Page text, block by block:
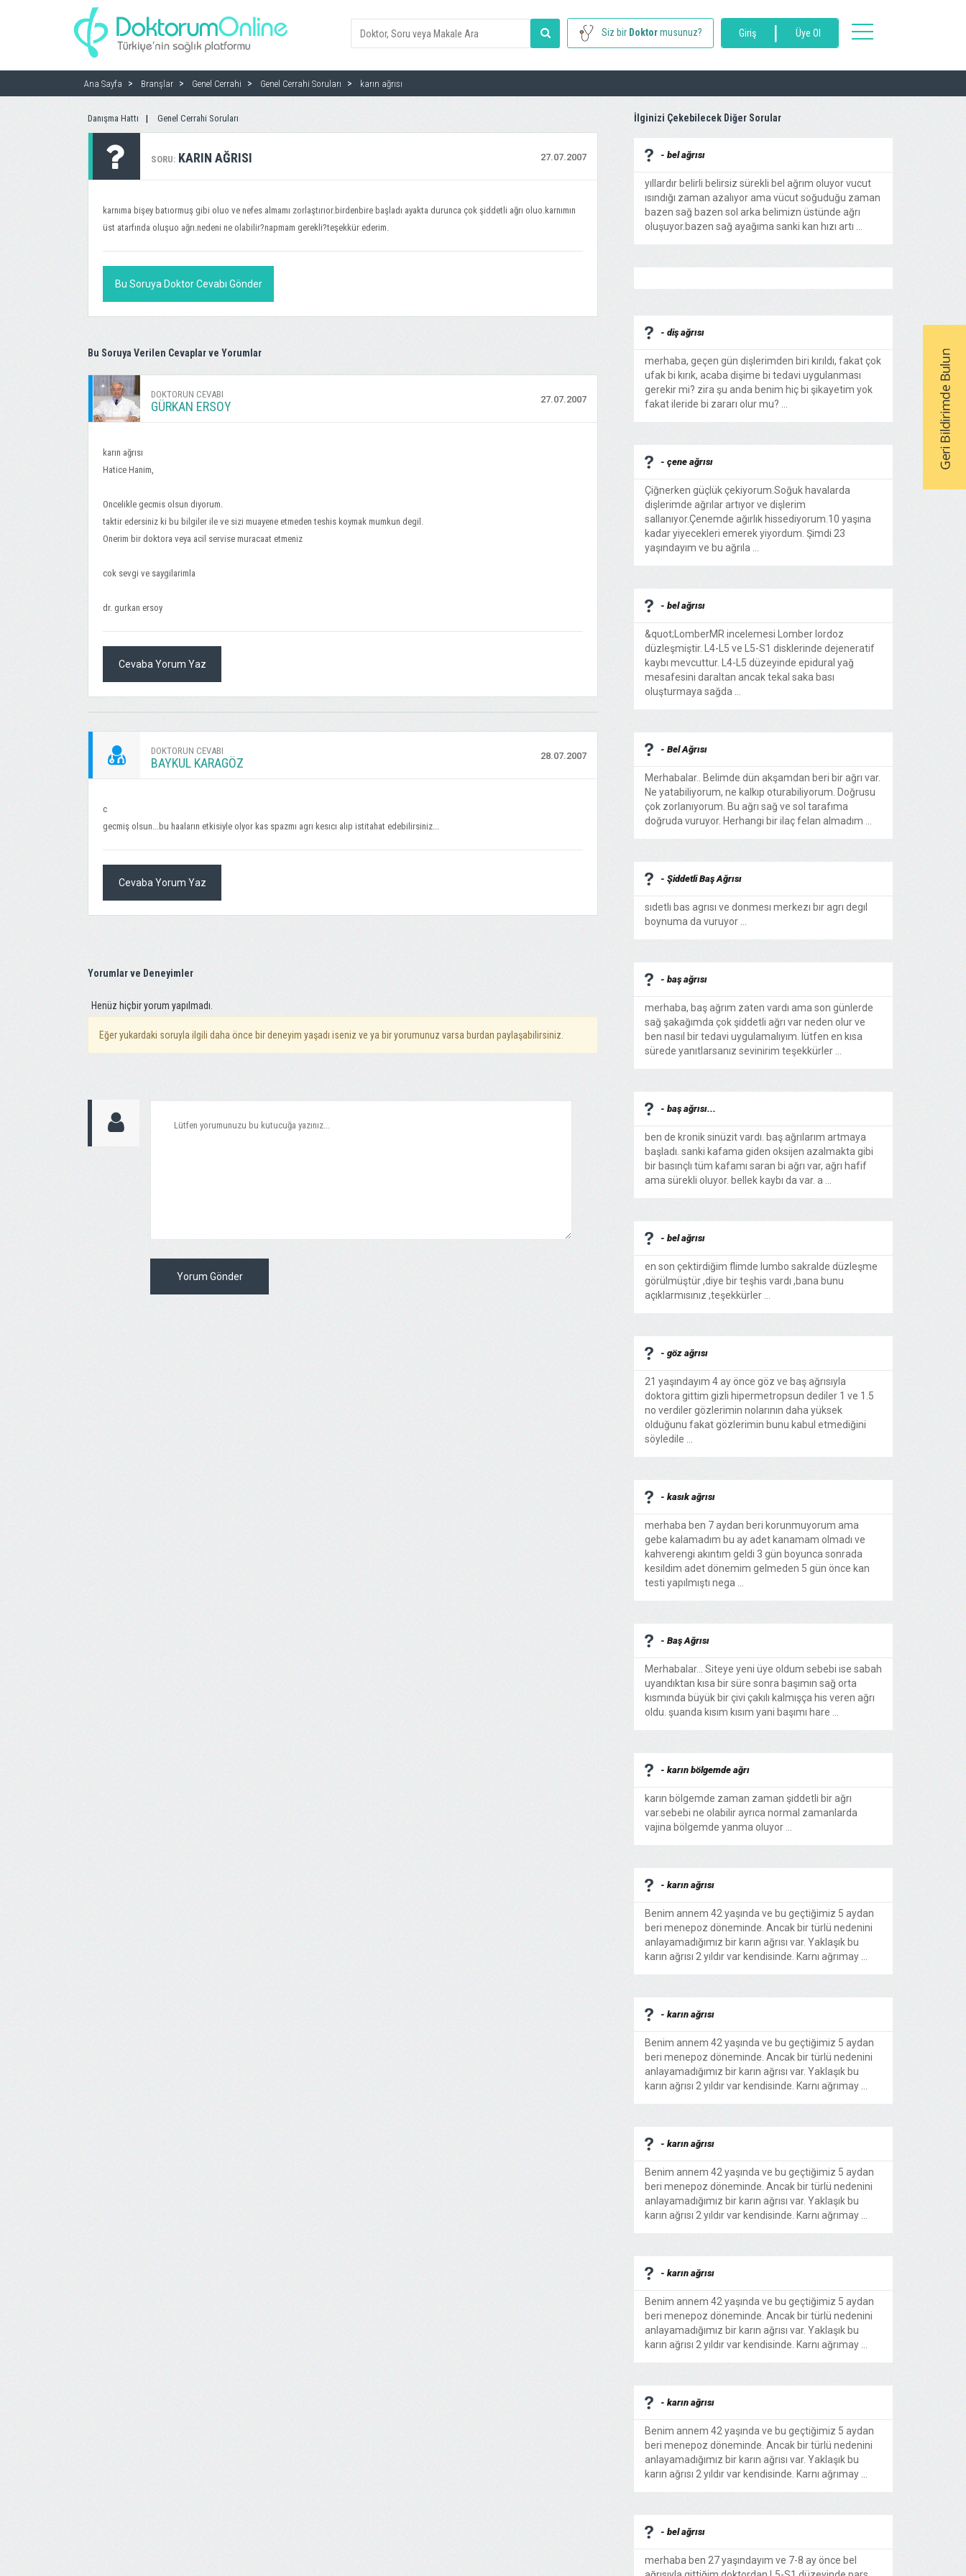
Siz bir Doktormusunuz? Giriş | Üye Ol
toggle
Ana Sayfa Branşlar Genel Cerrahi Genel Cerrahi Soruları karın ağrısı
Danışma Hattı Genel Cerrahi Soruları
SORU: 27.07.2007
KARIN AĞRISI
karnıma bişey batıormuş gibi oluo ve nefes almamı zorlaştırıor.birdenbire başladı ayakta durunca çok şiddetli ağrı oluo.karnımın
üst atarfında oluşuo ağrı.nedeni ne olabilir?napmam gerekli?teşekkür ederim.
Bu Soruya Doktor Cevabı Gönder
Bu Soruya Verilen Cevaplar ve Yorumlar
DOKTORUN CEVABI
GÜRKAN ERSOY 27.07.2007
karın ağrısı
Hatice Hanim,
Oncelikle gecmis olsun diyorum.
taktir edersiniz ki bu bilgiler ile ve sizi muayene etmeden teshis koymak mumkun degil.
Onerim bir doktora veya acil servise muracaat etmeniz
cok sevgi ve saygilarimla
dr. gurkan ersoy
Cevaba Yorum Yaz
DOKTORUN CEVABI
BAYKUL KARAGÖZ 28.07.2007
c
gecmiş olsun...bu haaların etkisiyle olyor kas spazmı agrı kesıcı alıp istitahat edebilirsiniz...
Cevaba Yorum Yaz
Yorumlar ve Deneyimler
Henüz hiçbir yorum yapılmadı.
Eğer yukardaki soruyla ilgili daha önce bir deneyim yaşadı iseniz ve ya bir yorumunuz varsa burdan paylaşabilirsiniz.
Yorum Gönder
İlginizi Çekebilecek Diğer Sorular
- bel ağrısı
yıllardır belirli belirsiz sürekli bel ağrım oluyor vucut
ısındığı zaman azalıyor ama vücut soğuduğu zaman
bazen sağ bazen sol arka belimizn üstünde ağrı
oluşuyor.bazen sağ ayağıma sanki kan hızı artı ...
- diş ağrısı
merhaba, geçen gün dişlerimden biri kırıldı, fakat çok
ufak bi kırık, acaba dişime bi tedavi uygulanması
gerekir mi? zira şu anda benim hiç bi şikayetim yok
fakat ileride bi zararı olur mu? ...
- çene ağrısı
Çiğnerken güçlük çekiyorum.Soğuk havalarda
dişlerimde ağrılar artıyor ve dişlerim
sallanıyor.Çenemde ağırlık hissediyorum.10 yaşına
kadar yiyecekleri emerek yiyordum. Şimdi 23
yaşındayım ve bu ağrıla ...
- bel ağrısı
&quot;LomberMR incelemesi Lomber lordoz
düzleşmiştir. L4-L5 ve L5-S1 disklerinde dejeneratif
kaybı mevcuttur. L4-L5 düzeyinde epidural yağ
mesafesini daraltan ancak tekal saka bası
oluşturmaya sağda ...
- Bel Ağrısı
Merhabalar.. Belimde dün akşamdan beri bir ağrı var.
Ne yatabiliyorum, ne kalkıp oturabiliyorum. Doğrusu
çok zorlanıyorum. Bu ağrı sağ ve sol tarafıma
doğruda vuruyor. Herhangi bir ilaç felan almadım ...
- Şiddetli Baş Ağrısı
sıdetlı bas agrısı ve donmesı merkezı bır agrı degıl
boynuma da vuruyor ...
- baş ağrısı
merhaba, baş ağrım zaten vardı ama son günlerde
sağ şakağımda çok şiddetli ağrı var neden olur ve
ben nasıl bir tedavi uygulamalıyım. lütfen en kısa
sürede yanıtlarsanız sevinirim teşekkürler ...
- baş ağrısı...
ben de kronik sinüzit vardı. baş ağrılarım artmaya
başladı. sanki kafama giden oksijen azalmakta gibi
bir basınçlı tüm kafamı saran bi ağrı var, ağrı hafif
ama sürekli oluyor. bellek kaybı da var. a ...
- bel ağrısı
en son çektirdiğim flimde lumbo sakralde düzleşme
görülmüştür ,diye bir teşhis vardı ,bana bunu
açıklarmısınız ,teşekkürler ...
- göz ağrısı
21 yaşındayım 4 ay önce göz ve baş ağrısıyla
doktora gittim gizli hipermetropsun dediler 1 ve 1.5
no verdiler gözlerimin nolarının daha yüksek
olduğunu fakat gözlerimin bunu kabul etmediğini
söyledile ...
- kasık ağrısı
merhaba ben 7 aydan beri korunmuyorum ama
gebe kalamadım bu ay adet kanamam olmadı ve
kahverengi akıntım geldi 3 gün boyunca sonrada
kesildim adet dönemim gelmeden 5 gün önce kan
testi yapılmıştı nega ...
- Baş Ağrısı
Merhabalar... Siteye yeni üye oldum sebebi ise sabah
uyandıktan kısa bir süre sonra başımın sağ orta
kısmında büyük bir çivi çakılı kalmışça his veren ağrı
oldu. şuanda kısım kısım yani başımı hare ...
- karın bölgemde ağrı
karın bölgemde zaman zaman şiddetli bir ağrı
var.sebebi ne olabilir ayrıca normal zamanlarda
vajina bölgemde yanma oluyor ...
- karın ağrısı
Benim annem 42 yaşında ve bu geçtiğimiz 5 aydan
beri menepoz döneminde. Ancak bir türlü nedenini
anlayamadığımız bir karın ağrısı var. Yaklaşık bu
karın ağrısı 2 yıldır var kendisinde. Karnı ağrımay ...
- karın ağrısı
Benim annem 42 yaşında ve bu geçtiğimiz 5 aydan
beri menepoz döneminde. Ancak bir türlü nedenini
anlayamadığımız bir karın ağrısı var. Yaklaşık bu
karın ağrısı 2 yıldır var kendisinde. Karnı ağrımay ...
- karın ağrısı
Benim annem 42 yaşında ve bu geçtiğimiz 5 aydan
beri menepoz döneminde. Ancak bir türlü nedenini
anlayamadığımız bir karın ağrısı var. Yaklaşık bu
karın ağrısı 2 yıldır var kendisinde. Karnı ağrımay ...
- karın ağrısı
Benim annem 42 yaşında ve bu geçtiğimiz 5 aydan
beri menepoz döneminde. Ancak bir türlü nedenini
anlayamadığımız bir karın ağrısı var. Yaklaşık bu
karın ağrısı 2 yıldır var kendisinde. Karnı ağrımay ...
- karın ağrısı
Benim annem 42 yaşında ve bu geçtiğimiz 5 aydan
beri menepoz döneminde. Ancak bir türlü nedenini
anlayamadığımız bir karın ağrısı var. Yaklaşık bu
karın ağrısı 2 yıldır var kendisinde. Karnı ağrımay ...
- bel ağrısı
merhaba ben 27 yaşındayım ve 7-8 ay önce bel